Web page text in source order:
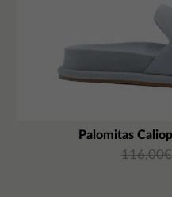
Palomitas
116,00€